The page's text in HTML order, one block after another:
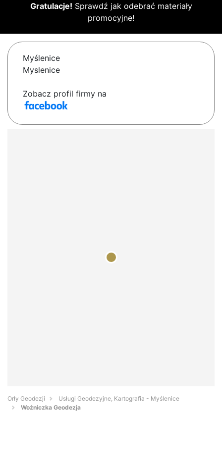
Gratulacje! Sprawdź jak odebrać materiały
promocyjne!
Myślenice
Myslenice
Zobacz profil firmy na
Orły Geodezji
Usługi Geodezyjne, Kartografia - Myślenice
Woźniczka Geodezja